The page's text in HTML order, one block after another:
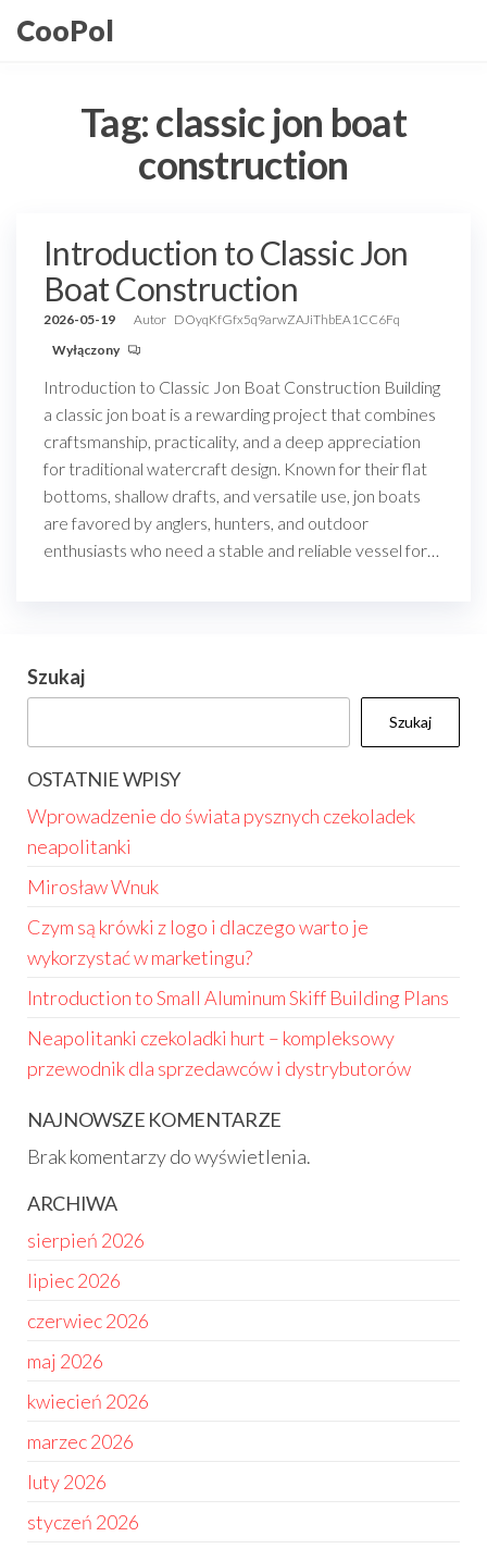
doCooPol
Tag:classic jon boat
construction
Introduction to Classic Jon
Boat Construction
2026-05-19 Autor DOyqKfGfx5q9arwZAJiThbEA1CC6Fq
Wyłączony
Introduction to Classic Jon Boat Construction Building
a classic jon boat is a rewarding project that combines
craftsmanship, practicality, and a deep appreciation
for traditional watercraft design. Known for their flat
bottoms, shallow drafts, and versatile use, jon boats
are favored by anglers, hunters, and outdoor
enthusiasts who need a stable and reliable vessel for…
Szukaj
Szukaj
OSTATNIE WPISY
Wprowadzenie do świata pysznych czekoladek
neapolitanki
Mirosław Wnuk
Czym są krówki z logo i dlaczego warto je
wykorzystać w marketingu?
Introduction to Small Aluminum Skiff Building Plans
Neapolitanki czekoladki hurt – kompleksowy
przewodnik dla sprzedawców i dystrybutorów
NAJNOWSZE KOMENTARZE
Brak komentarzy do wyświetlenia.
ARCHIWA
sierpień 2026
lipiec 2026
czerwiec 2026
maj 2026
kwiecień 2026
marzec 2026
luty 2026
styczeń 2026